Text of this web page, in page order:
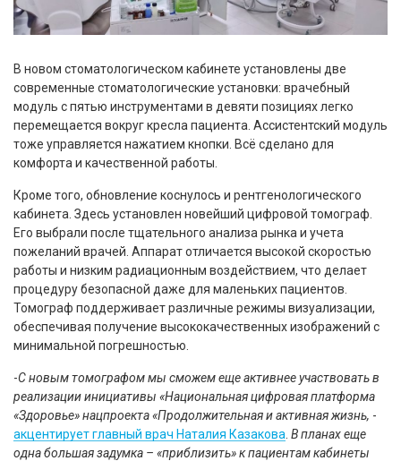
В новом стоматологическом кабинете установлены две
современные стоматологические установки: врачебный
модуль с пятью инструментами в девяти позициях легко
перемещается вокруг кресла пациента. Ассистентский модуль
тоже управляется нажатием кнопки. Всё сделано для
комфорта и качественной работы.
Кроме того, обновление коснулось и рентгенологического
кабинета. Здесь установлен новейший цифровой томограф.
Его выбрали после тщательного анализа рынка и учета
пожеланий врачей. Аппарат отличается высокой скоростью
работы и низким радиационным воздействием, что делает
процедуру безопасной даже для маленьких пациентов.
Томограф поддерживает различные режимы визуализации,
обеспечивая получение высококачественных изображений с
минимальной погрешностью.
-С новым томографом мы сможем еще активнее участвовать в
реализации инициативы «Национальная цифровая платформа
«Здоровье» нацпроекта «Продолжительная и активная жизнь, -
акцентирует главный врач Наталия Казакова В планах еще
одна большая задумка – «приблизить» к пациентам кабинеты